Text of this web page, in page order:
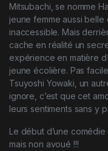
Mitsubachi, se nomme
jeune femme aussi
inaccessible. Mais
cache en réalité un
expérience en matière
jeune écolière. Pas
Tsuyoshi Yowaki, un
ignore, c’est que cet
leurs sentiments sans y
Le début d’une
mais non avoué !!!